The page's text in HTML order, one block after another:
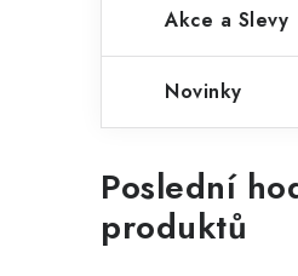
Akce a Slevy
Novinky
Poslední
produktů